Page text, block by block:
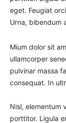
eget. Feugiat
Urna, bibendum
Mium dolor sit
ullamcorper
pulvinar massa
consequat. In
Nisl, elementum
porttitor. Ligula